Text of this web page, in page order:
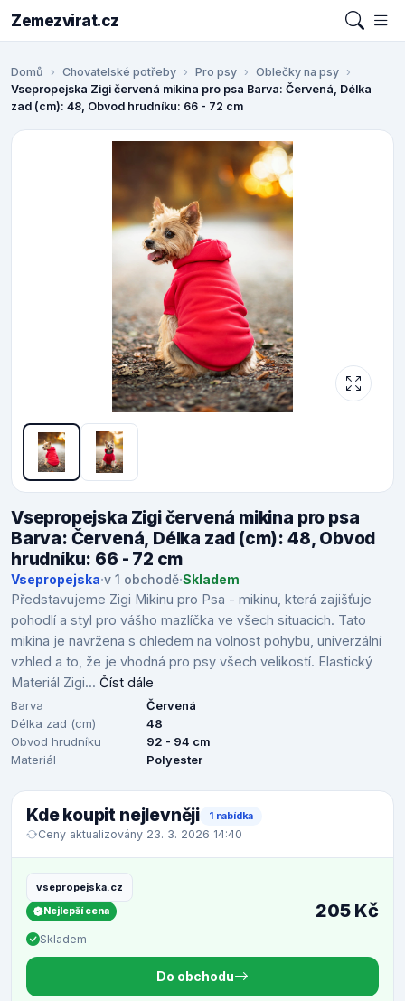
Zemezvirat.cz
Domů Chovatelské potřeby Pro psy
Oblečky na psy
Vsepropejska Zigi červená mikina pro psa Barva: Červená, Délka
zad (cm): 48, Obvod hrudníku: 66 - 72 cm
Vsepropejska Zigi červená mikina pro psa
Barva: Červená, Délka zad (cm): 48, Obvod
hrudníku: 66 - 72 cm
Vsepropejska·v 1 obchodě·Skladem
Představujeme Zigi Mikinu pro Psa - mikinu, která zajišťuje
pohodlí a styl pro vášho mazlíčka ve všech situacích. Tato
mikina je navržena s ohledem na volnost pohybu, univerzální
vzhled a to, že je vhodná pro psy všech velikostí. Elastický
Materiál Zigi... Číst dále
Barva
Červená
Délka zad (cm)
48
Obvod hrudníku
92 - 94 cm
Materiál
Polyester
Kde koupit nejlevněji 1 nabídka
Ceny aktualizovány 23. 3. 2026 14:40
vsepropejska.cz
Nejlepší cena
Skladem
205 Kč
Do obchodu